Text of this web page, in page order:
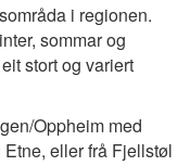
i regionen.
sommar og
stort og variert
Oppheim med
eller frå Fjellstøl